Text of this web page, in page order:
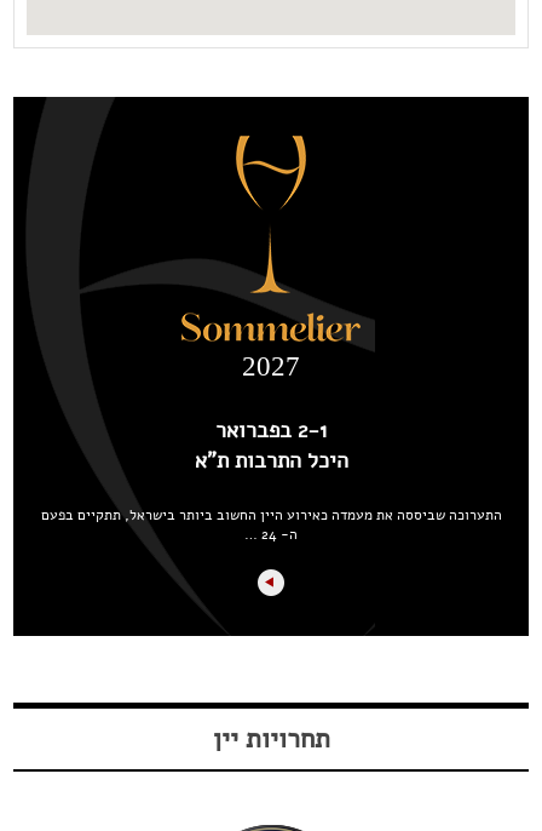
2027
2-1 בפברואר
היכל התרבות ת"א
התערוכה שביססה את מעמדה כאירוע היין החשוב ביותר בישראל, תתקיים בפעם
ה- 24 …
תחרויות יין